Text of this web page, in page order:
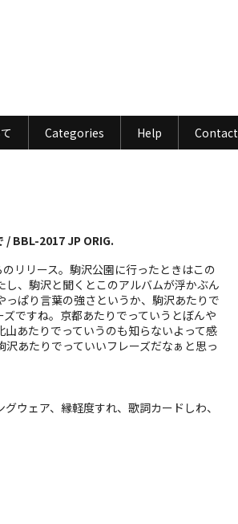
Categories Help Contact
/ BBL-2017 JP ORIG.
リリース。駒沢公園に行ったときはこの
し、駒沢と聞くとこのアルバムが浮かぶん
っぱり言葉の強さというか、駒沢あたりで
ズですね。京都あたりでっていうとぼんや
山あたりでっていうのも知らないよって感
沢あたりでっていいフレーズだなぁと思っ
ウェア、縁軽度すれ、歌詞カードしわ、